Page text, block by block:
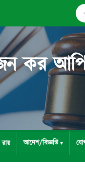
কর আপিল
আদেশ/বিজ্ঞপ্তি